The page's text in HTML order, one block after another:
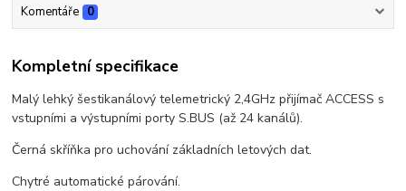
Komentáře 0
Kompletní specifikace
Malý lehký šestikanálový telemetrický 2,4GHz přijímač ACCESS s
vstupními a výstupními porty S.BUS (až 24 kanálů).
Černá skříňka pro uchování základních letových dat.
Chytré automatické párování.